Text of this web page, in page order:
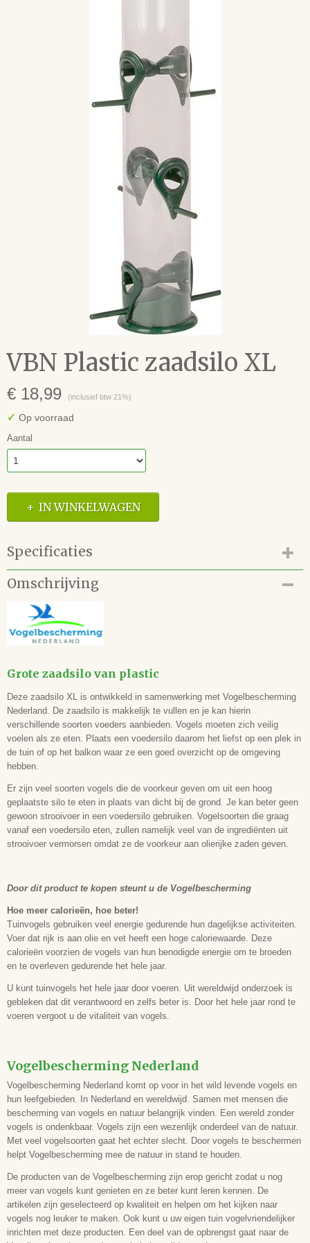
VBN Plastic zaadsilo XL
€ 18,99 (inclusief btw 21%)
✓ Op voorraad
Aantal
IN WINKELWAGEN
Specificaties
Productcode
82.120.888
EAN code
5051054220888
Omschrijving
Grote zaadsilo van plastic
Deze zaadsilo XL is ontwikkeld in samenwerking met Vogelbescherming
Nederland. De zaadsilo is makkelijk te vullen en je kan hierin
verschillende soorten voeders aanbieden. Vogels moeten zich veilig
voelen als ze eten. Plaats een voedersilo daarom het liefst op een plek in
de tuin of op het balkon waar ze een goed overzicht op de omgeving
hebben.
Er zijn veel soorten vogels die de voorkeur geven om uit een hoog
geplaatste silo te eten in plaats van dicht bij de grond. Je kan beter geen
gewoon strooivoer in een voedersilo gebruiken. Vogelsoorten die graag
vanaf een voedersilo eten, zullen namelijk veel van de ingrediënten uit
strooivoer vermorsen omdat ze de voorkeur aan olierijke zaden geven.
Door dit product te kopen steunt u de Vogelbescherming
Hoe meer calorieën, hoe beter!
Tuinvogels gebruiken veel energie gedurende hun dagelijkse activiteiten.
Voer dat rijk is aan olie en vet heeft een hoge caloriewaarde. Deze
calorieën voorzien de vogels van hun benodigde energie om te broeden
en te overleven gedurende het hele jaar.
U kunt tuinvogels het hele jaar door voeren. Uit wereldwijd onderzoek is
gebleken dat dit verantwoord en zelfs beter is. Door het hele jaar rond te
voeren vergoot u de vitaliteit van vogels.
Vogelbescherming Nederland
Vogelbescherming Nederland komt op voor in het wild levende vogels en
hun leefgebieden. In Nederland en wereldwijd. Samen met mensen die
bescherming van vogels en natuur belangrijk vinden. Een wereld zonder
vogels is ondenkbaar. Vogels zijn een wezenlijk onderdeel van de natuur.
Met veel vogelsoorten gaat het echter slecht. Door vogels te beschermen
helpt Vogelbescherming mee de natuur in stand te houden.
De producten van de Vogelbescherming zijn erop gericht zodat u nog
meer van vogels kunt genieten en ze beter kunt leren kennen. De
artikelen zijn geselecteerd op kwaliteit en helpen om het kijken naar
vogels nog leuker te maken. Ook kunt u uw eigen tuin vogelvriendelijker
inrichten met deze producten. Een deel van de opbrengst gaat naar de